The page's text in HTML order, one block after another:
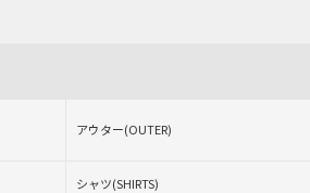
アウター(OUTER)
シャツ(SHIRTS)